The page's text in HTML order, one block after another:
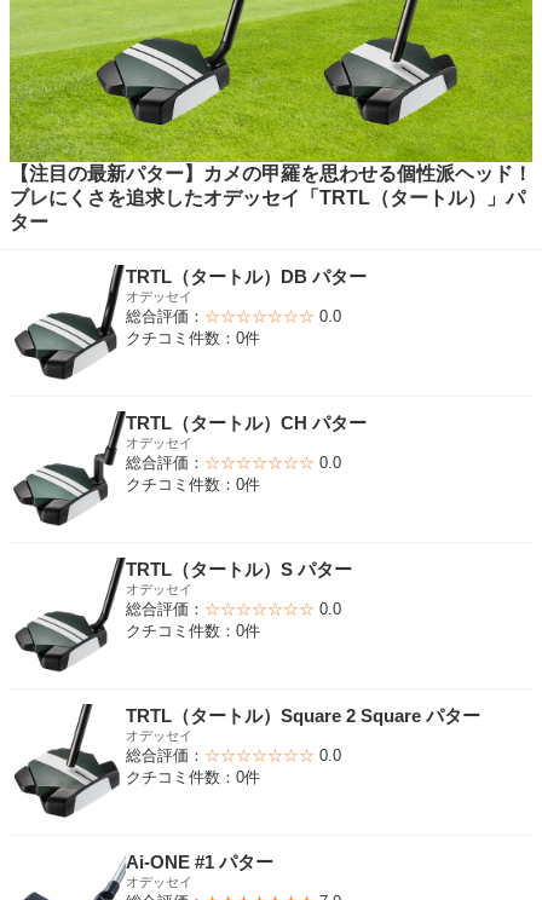
【注目の最新パター】カメの甲羅を思わせる個性派ヘッド！
ブレにくさを追求したオデッセイ「TRTL（タートル）」パ
ター
TRTL（タートル）DB パター
オデッセイ
総合評価： ☆☆☆☆☆☆☆ 0.0
クチコミ件数：0件
TRTL（タートル）CH パター
オデッセイ
総合評価： ☆☆☆☆☆☆☆ 0.0
クチコミ件数：0件
TRTL（タートル）S パター
オデッセイ
総合評価： ☆☆☆☆☆☆☆ 0.0
クチコミ件数：0件
TRTL（タートル）Square 2 Square パター
オデッセイ
総合評価： ☆☆☆☆☆☆☆ 0.0
クチコミ件数：0件
Ai-ONE #1 パター
オデッセイ